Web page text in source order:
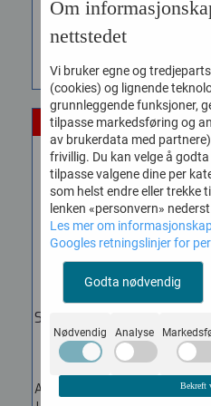
KJØP
-85%
Smash - Summer 2001 -
33 mega ...
Vare nr. smash
Always Come Back To Your
Om
nettstedet
Vi bruker egne og
(cookies) og lignende
grunnleggende funksjoner,
tilpasse markedsføring og
av brukerdata med
frivillig. Du kan velge å
tilpasse valgene dine per
som helst endre eller trekke
lenken «personvern»
Les mer om
Googles retningslinjer for
Godta nødvendig
Nødvendig Analyse
Bekreft